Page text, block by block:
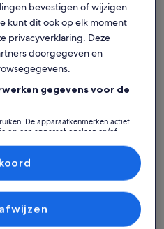
Sousse
Sousse
Sousse
Tunesië
& Splash parkMeer
bevestigen of wijzigen
kunt dit ook op elk moment
privacyverklaring. Deze
doorgegeven en
gegevens voor de
De apparaatkenmerken actief
op een apparaat opslaan en/of
en ontwikkeling van